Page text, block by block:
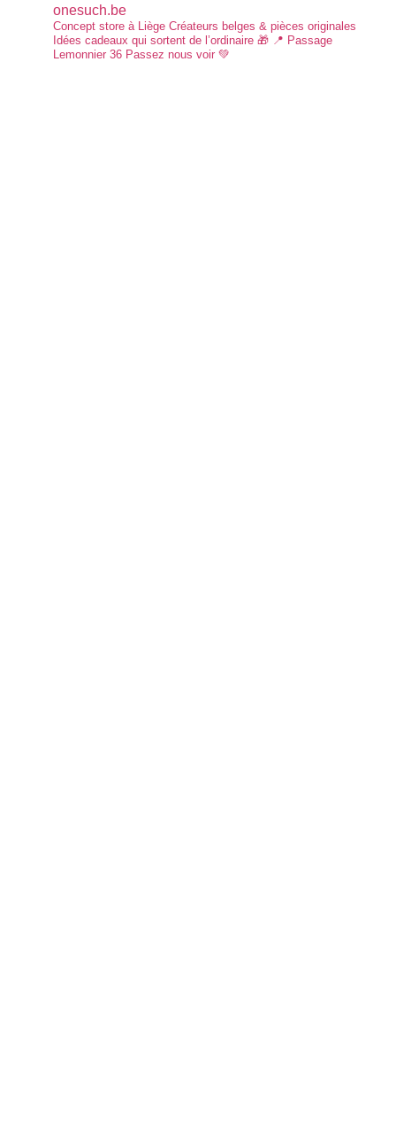
onesuch.be
Concept store à Liège Créateurs belges & pièces originales
Idées cadeaux qui sortent de l’ordinaire 🎁 📍 Passage
Lemonnier 36 Passez nous voir 💚